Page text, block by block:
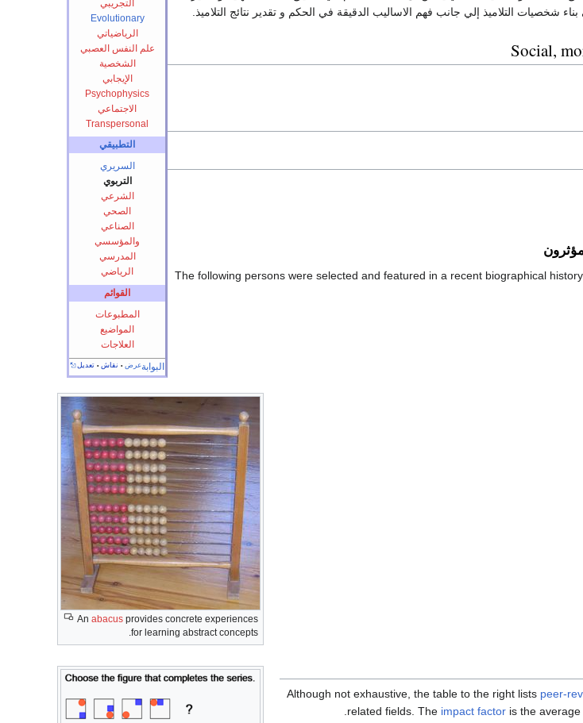
التجريبي
Evolutionary
الرياضياتي
علم النفس العصبي
الشخصية
الإيجابي
Psychophysics
الاجتماعي
Transpersonal
التطبيقي
السريري
التربوي
الشرعي
الصحي
الصناعي
والمؤسسي
المدرسي
الرياضي
القوائم
المطبوعات
المواضيع
العلاجات
عرض • نقاش • تعديل البوابة
شخصيات التلاميذ إلي جانب فهم الاساليب الدقيقة في الحكم و تقدير نتائج التلاميذ.
Social,
An abacus provides concrete experiences
for learning abstract concepts.
The following persons were selected and featured in a recent biographical
Although not exhaustive, the table to the right lists peer-
related fields. The impact factor is the